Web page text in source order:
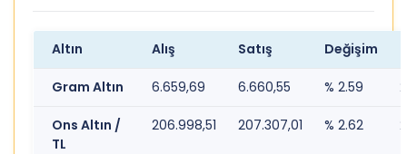
Altın Alış Satış Değişim
Gram Altın 6.659,69 6.660,55 % 2.59
Ons Altın /
TL
206.998,51 207.307,01 % 2.62